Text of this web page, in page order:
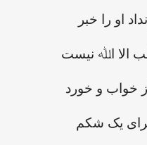
او را خبر
الا اﷲ نیست
خواب و خورد
یک شکم